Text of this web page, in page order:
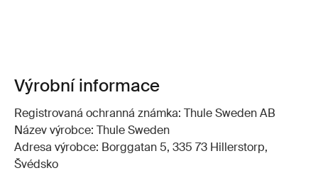
Výrobní informace
Registrovaná ochranná známka: Thule Sweden AB
Název výrobce: Thule Sweden
Adresa výrobce: Borggatan 5, 335 73 Hillerstorp,
Švédsko